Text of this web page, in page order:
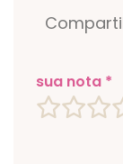
sua nota *